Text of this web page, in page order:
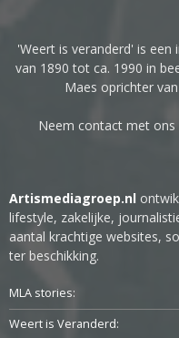
'Weert is veranderd' is
van 1890 tot ca. 1990 in
Maes oprichter
Neem contact met ons
Artismediagroep.nl
lifestyle, zakelijke,
aantal krachtige websites,
ter beschikking.
MLA stories:
Weert is Veranderd: